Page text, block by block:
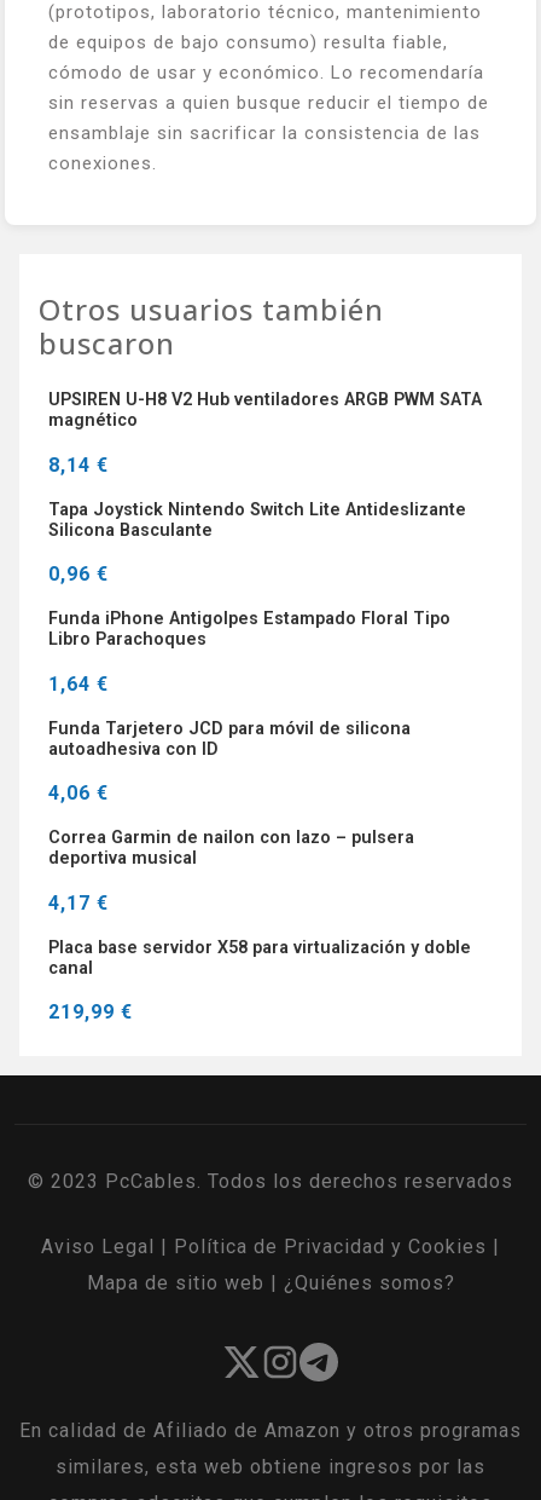
(prototipos, laboratorio técnico, mantenimiento
de equipos de bajo consumo) resulta fiable,
cómodo de usar y económico. Lo recomendaría
sin reservas a quien busque reducir el tiempo de
ensamblaje sin sacrificar la consistencia de las
conexiones.
Otros usuarios también
buscaron
UPSIREN U-H8 V2 Hub ventiladores ARGB PWM SATA
magnético
8,14 €
Tapa Joystick Nintendo Switch Lite Antideslizante
Silicona Basculante
0,96 €
Funda iPhone Antigolpes Estampado Floral Tipo
Libro Parachoques
1,64 €
Funda Tarjetero JCD para móvil de silicona
autoadhesiva con ID
4,06 €
Correa Garmin de nailon con lazo – pulsera
deportiva musical
4,17 €
Placa base servidor X58 para virtualización y doble
canal
219,99 €
© 2023 PcCables. Todos los derechos reservados
Aviso Legal Política de Privacidad y Cookies
Mapa de sitio web
¿Quiénes somos?
En calidad de Afiliado de Amazon y otros programas
similares, esta web obtiene ingresos por las